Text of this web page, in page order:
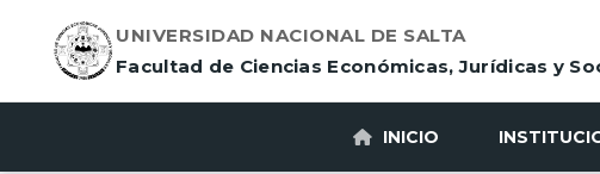
UNIVERSIDAD NACIONAL DE SALTA
Facultad de Ciencias Económicas, Jurídicas y
INICIO